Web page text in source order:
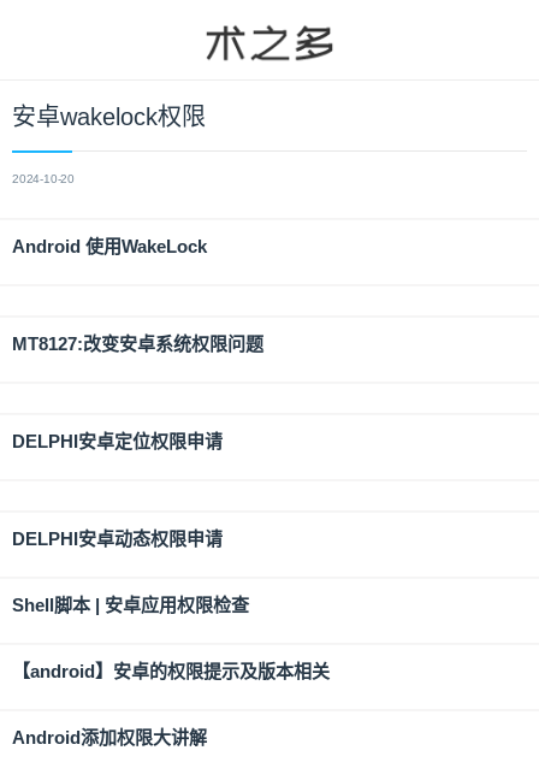
安卓wakelock权限
2024-10-20
Android 使用WakeLock
MT8127:改变安卓系统权限问题
DELPHI安卓定位权限申请
DELPHI安卓动态权限申请
Shell脚本 | 安卓应用权限检查
【android】安卓的权限提示及版本相关
Android添加权限大讲解